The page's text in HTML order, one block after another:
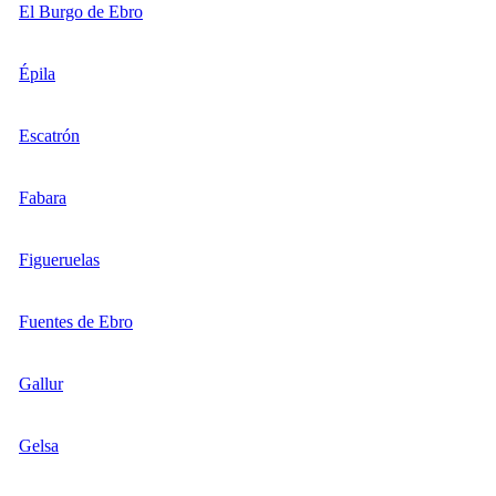
El Burgo de Ebro
Épila
Escatrón
Fabara
Figueruelas
Fuentes de Ebro
Gallur
Gelsa